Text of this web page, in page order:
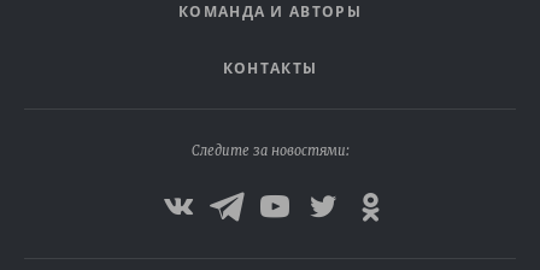
КОМАНДА И АВТОРЫ
КОНТАКТЫ
Следите за новостями: